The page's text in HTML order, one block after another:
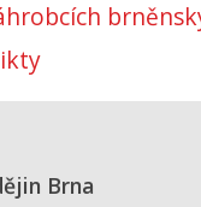
Brna